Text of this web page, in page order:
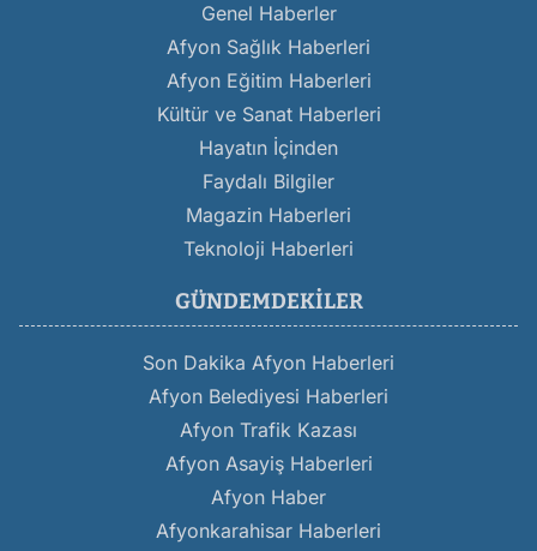
Genel Haberler
Afyon Sağlık Haberleri
Afyon Eğitim Haberleri
Kültür ve Sanat Haberleri
Hayatın İçinden
Faydalı Bilgiler
Magazin Haberleri
Teknoloji Haberleri
GÜNDEMDEKILER
Son Dakika Afyon Haberleri
Afyon Belediyesi Haberleri
Afyon Trafik Kazası
Afyon Asayiş Haberleri
Afyon Haber
Afyonkarahisar Haberleri